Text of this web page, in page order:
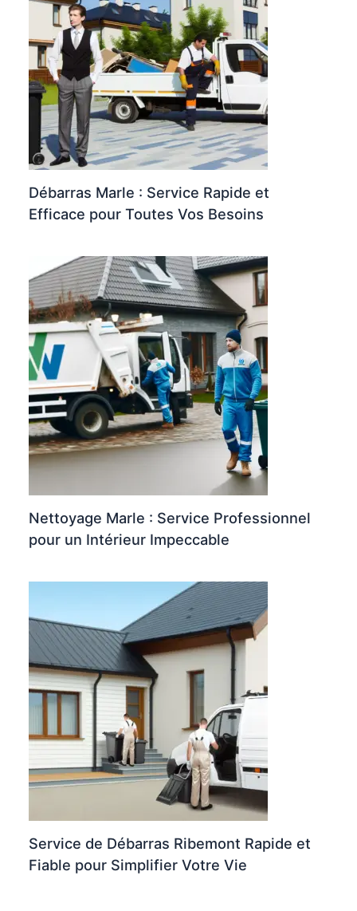
Débarras Marle : Service Rapide et
Efficace pour Toutes Vos Besoins
Nettoyage Marle : Service Professionnel
pour un Intérieur Impeccable
Service de Débarras Ribemont Rapide et
Fiable pour Simplifier Votre Vie